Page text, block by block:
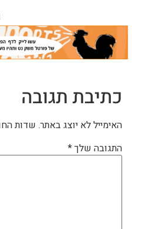
כתיבת תגובה
האימייל לא יוצג באתר. שדות
התגובה שלך*